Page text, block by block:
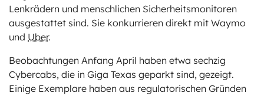
Lenkrädern und menschlichen Sicherheitsmonitoren
ausgestattet sind. Sie konkurrieren direkt mit Waymo
und Uber.
Beobachtungen Anfang April haben etwa sechzig
Cybercabs, die in Giga Texas geparkt sind, gezeigt.
Einige Exemplare haben aus regulatorischen Gründen